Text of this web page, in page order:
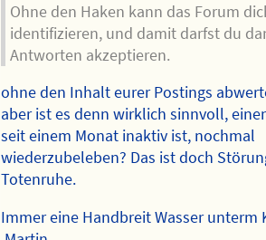
Ohne den Haken kann das Forum
identifizieren, und damit darfst du
Antworten akzeptieren.
ohne den Inhalt eurer Postings
aber ist es denn wirklich sinnvoll,
seit einem Monat inaktiv ist, nochmal
wiederzubeleben? Das ist doch
Totenruhe.
Immer eine Handbreit Wasser unterm